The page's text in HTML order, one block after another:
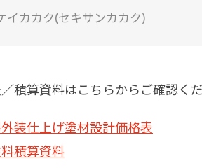
自動車補修用の各分野で、
造および販売を展開。全国
イカカク(セキサンカカク)
積算資料はこちらからご確認くだ
装仕上げ塗材設計価格表
積算資料